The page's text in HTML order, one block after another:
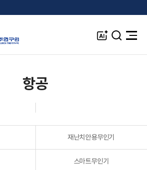
A
검
전
항공
재난치안용무인기
스마트무인기